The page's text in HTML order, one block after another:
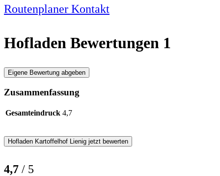
Routenplaner Kontakt
Hofladen Bewertungen 1
Eigene Bewertung abgeben
Zusammenfassung
Gesamteindruck 4,7
Hofladen Kartoffelhof Lienig jetzt bewerten
4,7 / 5